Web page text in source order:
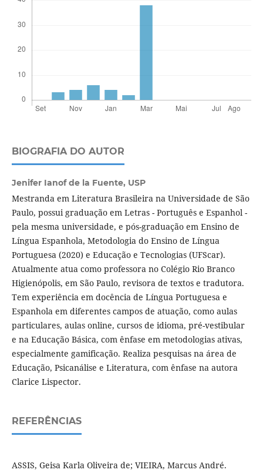
BIOGRAFIA DO AUTOR
Jenifer Ianof de la Fuente, USP
Mestranda em Literatura Brasileira na Universidade de São
Paulo, possui graduação em Letras - Português e Espanhol -
pela mesma universidade, e pós-graduação em Ensino de
Língua Espanhola, Metodologia do Ensino de Língua
Portuguesa (2020) e Educação e Tecnologias (UFScar).
Atualmente atua como professora no Colégio Rio Branco
Higienópolis, em São Paulo, revisora de textos e tradutora.
Tem experiência em docência de Língua Portuguesa e
Espanhola em diferentes campos de atuação, como aulas
particulares, aulas online, cursos de idioma, pré-vestibular
e na Educação Básica, com ênfase em metodologias ativas,
especialmente gamificação. Realiza pesquisas na área de
Educação, Psicanálise e Literatura, com ênfase na autora
Clarice Lispector.
REFERÊNCIAS
ASSIS, Geisa Karla Oliveira de; VIEIRA, Marcus André.